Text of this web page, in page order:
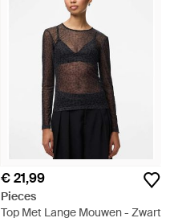
€ 21,99
Pieces
Top Met Lange Mouwen - Zwart